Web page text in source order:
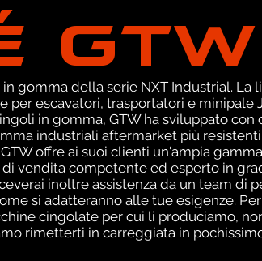
GTW
gomma della serie NXT Industrial. La
escavatori, trasportatori e minipale
in gomma, GTW ha sviluppato con
industriali aftermarket più
offre ai suoi clienti un'ampia
vendita competente ed esperto in
inoltre assistenza da un team di
si adatteranno alle tue esigenze.
cingolate per cui li produciamo,
rimetterti in carreggiata in